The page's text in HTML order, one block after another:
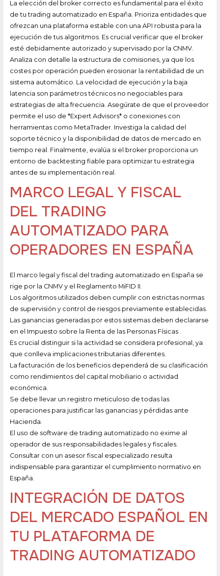
La elección del broker correcto es fundamental para el éxito
de tu trading automatizado en España. Prioriza entidades que
ofrezcan una plataforma estable con una API robusta para la
ejecución de tus algoritmos. Es crucial verificar que el broker
esté debidamente autorizado y supervisado por la CNMV.
Analiza con detalle la estructura de comisiones, ya que los
costes por operación pueden erosionar la rentabilidad de un
sistema automático. La velocidad de ejecución y la baja
latencia son parámetros técnicos no negociables para
estrategias de alta frecuencia. Asegúrate de que el proveedor
permite el uso de *Expert Advisors* o conexiones con
herramientas como MetaTrader. Investiga la calidad del
soporte técnico y la disponibilidad de datos de mercado en
tiempo real. Finalmente, evalúa si el broker proporciona un
entorno de backtesting fiable para optimizar tu estrategia
antes de su implementación real.
MARCO LEGAL Y FISCAL
DEL TRADING
AUTOMATIZADO PARA
OPERADORES EN ESPAÑA
El marco legal y fiscal del trading automatizado en España se
rige por la CNMV y el Reglamento MiFID II.
Los algoritmos utilizados deben cumplir con estrictas normas
de supervisión y control de riesgos previamente establecidas.
Las ganancias generadas por estos sistemas deben declararse
en el Impuesto sobre la Renta de las Personas Físicas .
Es crucial distinguir si la actividad se considera profesional, ya
que conlleva implicaciones tributarias diferentes.
La facturación de los beneficios dependerá de su clasificación
como rendimientos del capital mobiliario o actividad
económica.
Se debe llevar un registro meticuloso de todas las
operaciones para justificar las ganancias y pérdidas ante
Hacienda.
El uso de software de trading automatizado no exime al
operador de sus responsabilidades legales y fiscales.
Consultar con un asesor fiscal especializado resulta
indispensable para garantizar el cumplimiento normativo en
España.
INTEGRACIÓN DE DATOS
DEL MERCADO ESPAÑOL EN
TU PLATAFORMA DE
TRADING AUTOMATIZADO